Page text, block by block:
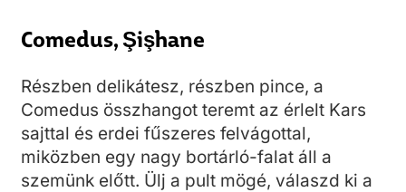
Comedus, Şişhane
Részben delikátesz, részben pince, a
Comedus összhangot teremt az érlelt Kars
sajttal és erdei fűszeres felvágottal,
miközben egy nagy bortárló-falat áll a
szemünk előtt. Ülj a pult mögé, válaszd ki a